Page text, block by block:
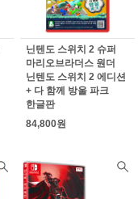
닌텐도 스위치 2 슈퍼
마리오브라더스 원더
닌텐도 스위치 2 에디션
+ 다 함께 방울 파크
한글판
84,800원